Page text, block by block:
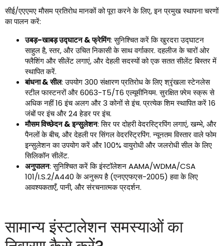
सीई/एएएमए मौसम प्रतिरोध मानकों को पूरा करने के लिए, इन प्रमुख स्थापना चरणों
का पालन करें:
उबड़-खाबड़ उद्घाटन & फ्रेमिंग: सुनिश्चित करें कि खुरदरा उद्घाटन
साहुल है, स्तर, और उचित निकासी के साथ वर्गाकार. दहलीज के चारों ओर
फ्लैशिंग और सीलेंट लगाएं, और देहली सदस्यों को एक सतत सीलेंट बिस्तर में
स्थापित करें.
बांधना & सील: उपयोग 300 संक्षारण प्रतिरोध के लिए श्रृंखला स्टेनलेस
स्टील फास्टनरों और 6063-T5/T6 एल्यूमीनियम. सुरक्षित फ़्रेम स्क्रू से
अधिक नहीं 16 इंच अलग और 3 कोनों से इंच. प्रत्येक शिम स्थापित करें 16
जंबों पर इंच और 24 हेडर पर इंच.
मौसम विच्छेदन & इन्सुलेशन: सिर पर दोहरी वेदरस्ट्रिपिंग लगाएं, खम्भे, और
पैनलों के बीच, और देहली पर सिंगल वेदरस्ट्रिपिंग. न्यूनतम विस्तार वाले फोम
इन्सुलेशन का उपयोग करें और 100% वायुरोधी और जलरोधी सील के लिए
सिलिकॉन सीलेंट.
अनुपालन: सुनिश्चित करें कि इंस्टॉलेशन AAMA/WDMA/CSA
101/I.S.2/A440 के अनुरूप है (एनएएफएस-2005) हवा के लिए
आवश्यकताएँ, पानी, और संरचनात्मक प्रदर्शन.
सामान्य इंस्टालेशन समस्याओं का